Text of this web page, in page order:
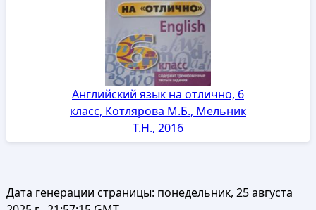
Английский язык на отлично, 6
класс, Котлярова М.Б., Мельник
Т.Н., 2016
Дата генерации страницы: понедельник, 25 августа